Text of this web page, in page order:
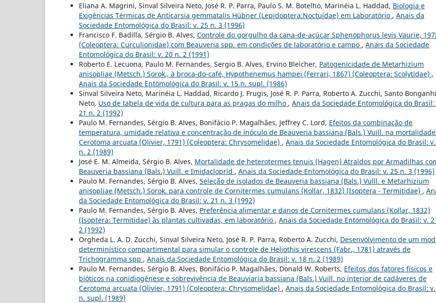
Eliana A. Magrini, Sinval Silveira Neto, José R. P. Parra, Paulo S. M. Botelho, Marinéia L. Haddad, Biologia e
Exigências Térmicas de Anticarsia gemmatalis Hübner (Lepidoptera:Noctuidae) em Laboratório , Anais da
Sociedade Entomológica do Brasil: v. 25 n. 3 (1996)
Francisco F. Badilla, Sérgio B. Alves, Controle do gorgulho da cana-de-açúcar Sphenophorus levis Vaurie,
(Coleoptera: Curculionidae) com Beauveria spp. em condições de laboratório e campo , Anais da Sociedade
Entomológica do Brasil: v. 20 n. 2 (1991)
Roberto E. Lecuona, Paulo M. Fernandes, Sergio B. Alves, Ervino Bleicher, Patogenicidade de Metarhizium
anisopliae (Metsch.) Sorok., à broca-do-café, Hypothenemus hampei (Ferrari, 1867) (Coleoptera: Scolytidae) ,
Anais da Sociedade Entomológica do Brasil: v. 15 n. supl. (1986)
Sinval Silveira Neto, Marinéia L. Haddad, Ricardo J. Frugis, José R. P. Parra, Roberto A. Zucchi, Santo Bonganhi
Neto, Uso de tabela de vida de cultura para as pragas do milho , Anais da Sociedade Entomológica do Brasil:
21 n. 2 (1992)
Paulo M. Fernandes, Sérgio B. Alves, Bonifácio P. Magalhães, Jeffrey C. Lord, Efeitos da combinação de
temperatura, umidade relativa e concentração de inóculo de Beauveria bassiana (Bals.) Vuill. na
Cerotoma arcuata (Olivier, 1791) (Coleoptera: Chrysomelidae) , Anais da Sociedade Entomológica do Brasil:
n. 2 (1989)
José E. M. Almeida, Sérgio B. Alves, Mortalidade de heterotermes tenuis (Hagen) Atraídos por Armadilhas
Beauveria bassiana (Bals.) Vuill. e Imidacloprid , Anais da Sociedade Entomológica do Brasil: v. 25 n. 3 (1996)
Paulo M. Fernandes, Sérgio B. Alves, Seleção de isolados de Beauveria bassiana (Bals.) Vulll. e Metarhizium
anisopliae (Metsch.) Sorok. para controle de Cornitermes cumulans (Kollar, 1832) (Isoptera - Termitidae) ,
da Sociedade Entomológica do Brasil: v. 21 n. 3 (1992)
Paulo M. Fernandes, Sérgio B. Alves, Preferência alimentar e danos de Cornitermes cumulans (Kollar, 1832)
(Isoptera: Termitidae) às plantas cultivadas, em laboratório , Anais da Sociedade Entomológica do Brasil: v.
2 (1992)
Orgheda L. A. D. Zucchi, Sinval Silveira Neto, José R. P. Parra, Roberto A. Zucchi, Desenvolvimento de um
determinístico compartimental para simular o controle de Heliothis virescens (Fabr., 1781) através de
Trichogramma spp , Anais da Sociedade Entomológica do Brasil: v. 18 n. 2 (1989)
Paulo M. Fernandes, Sérgio B. Alves, Bonifácio P. Magalhães, Donald W. Roberts, Efeitos dos fatores físicos e
bióticos na conidiogênese e sobrevivência de Beauviaria bassiana (Bals.) Vuill. no interior de cadáveres de
Cerotoma arcuata (Olivier, 1791) (Coleoptera: Chrysomelidae) , Anais da Sociedade Entomológica do Brasil:
n. supl. (1989)